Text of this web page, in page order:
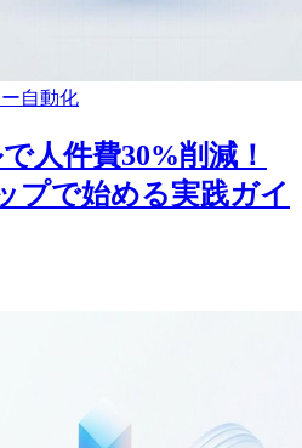
自動化
人件費30%削減！
プで始める実践ガイ